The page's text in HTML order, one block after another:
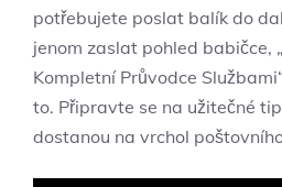
potřebujete poslat balík do
jenom zaslat pohled babičce,
Kompletní Průvodce
to. Připravte se na užitečné
dostanou na vrchol